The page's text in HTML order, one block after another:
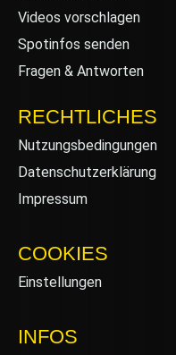
Videos vorschlagen
Spotinfos senden
Fragen & Antworten
RECHTLICHES
Nutzungsbedingungen
Datenschutzerklärung
Impressum
COOKIES
Einstellungen
INFOS